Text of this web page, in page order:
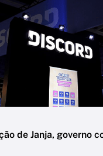
de Janja, governo